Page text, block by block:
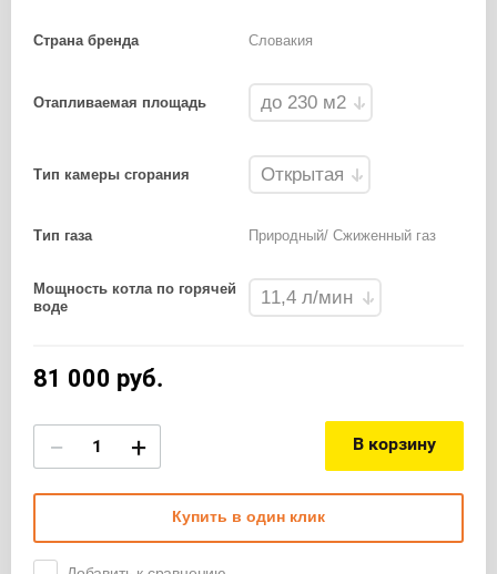
Страна бренда Словакия
Отапливаемая площадь
Тип камеры сгорания
Тип газа Природный/ Сжиженный газ
Мощность котла по горячей
воде
81 000 руб.
− + В корзину
Купить в один клик